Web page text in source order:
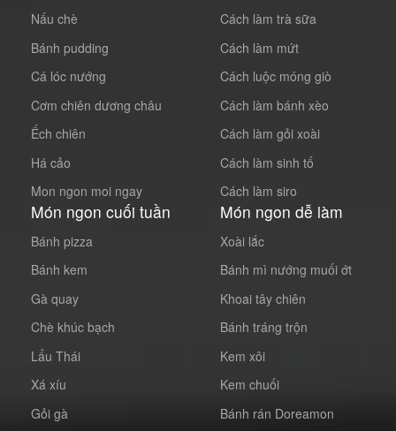
Nấu chè
Bánh pudding
Cá lóc nướng
Cơm chiên dương châu
Ếch chiên
Há cảo
Mon ngon moi ngay
Cách làm trà sữa
Cách làm mứt
Cách luộc móng giò
Cách làm bánh xèo
Cách làm gỏi xoài
Cách làm sinh tố
Cách làm siro
Món ngon cuối tuần
Bánh pizza
Bánh kem
Gà quay
Chè khúc bạch
Lẩu Thái
Xá xíu
Gỏi gà
Món ngon dễ làm
Xoài lắc
Bánh mì nướng muối ớt
Khoai tây chiên
Bánh tráng trộn
Kem xôi
Kem chuối
Bánh rán Doreamon